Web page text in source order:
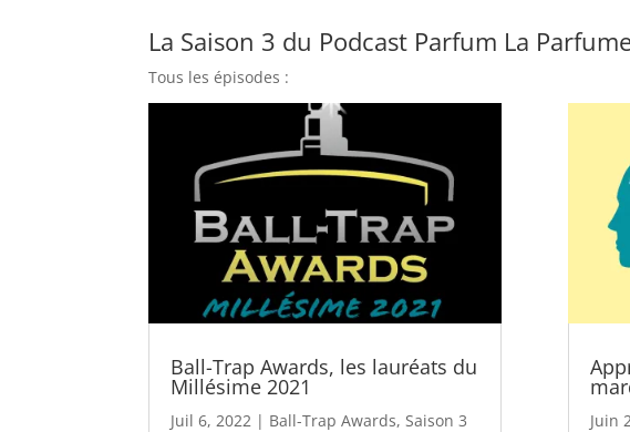
La Saison 3 du Podcast Parfum La
Tous les épisodes :
Ball-Trap Awards, les lauréats du
Millésime 2021
Juil 6, 2022 | Ball-Trap Awards,Saison 3 Juin